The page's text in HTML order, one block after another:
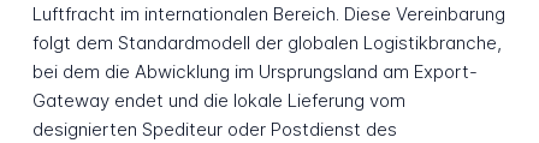
Luftfracht im internationalen Bereich. Diese Vereinbarung
folgt dem Standardmodell der globalen Logistikbranche,
bei dem die Abwicklung im Ursprungsland am Export-
Gateway endet und die lokale Lieferung vom
designierten Spediteur oder Postdienst des